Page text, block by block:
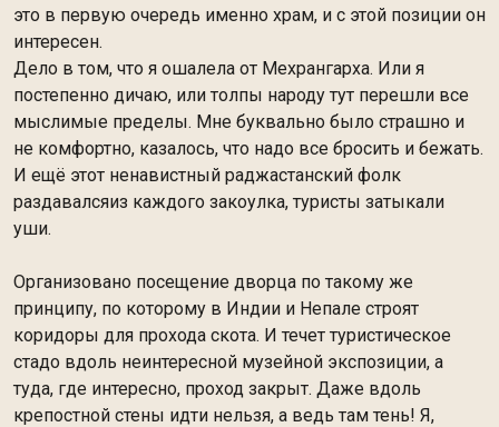
это в первую очередь именно храм, и с этой позиции он
интересен.
Дело в том, что я ошалела от Мехрангарха. Или я
постепенно дичаю, или толпы народу тут перешли все
мыслимые пределы. Мне буквально было страшно и
не комфортно, казалось, что надо все бросить и бежать.
И ещё этот ненавистный раджастанский фолк
раздавалсяиз каждого закоулка, туристы затыкали
уши.
Организовано посещение дворца по такому же
принципу, по которому в Индии и Непале строят
коридоры для прохода скота. И течет туристическое
стадо вдоль неинтересной музейной экспозиции, а
туда, где интересно, проход закрыт. Даже вдоль
крепостной стены идти нельзя, а ведь там тень! Я,